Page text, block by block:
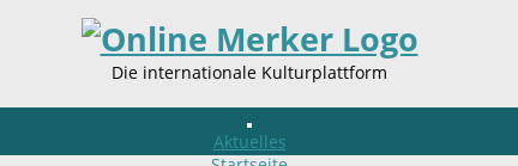
Die internationale Kulturplattform
Aktuelles